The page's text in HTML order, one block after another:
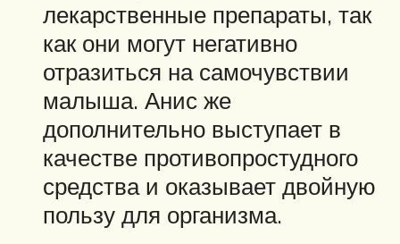
лекарственные препараты, так
как они могут негативно
отразиться на самочувствии
малыша. Анис же
дополнительно выступает в
качестве противопростудного
средства и оказывает двойную
пользу для организма.